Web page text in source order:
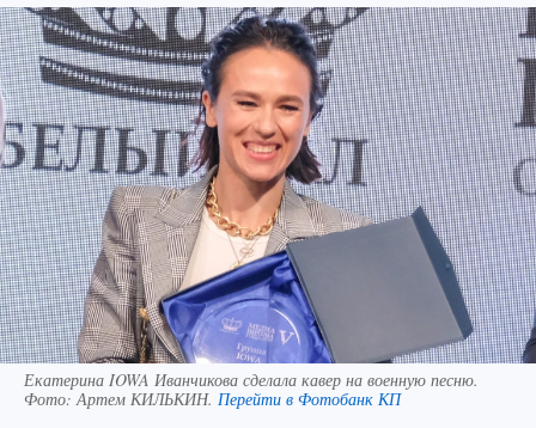
Екатерина IOWA Иванчикова сделала кавер на военную песню.
Фото: Артем КИЛЬКИН. Перейти в Фотобанк КП